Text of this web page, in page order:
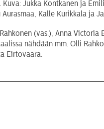
Aurasmaa, Kalle Kurikkala ja
nähdään mm. Olli
Eirtovaara.